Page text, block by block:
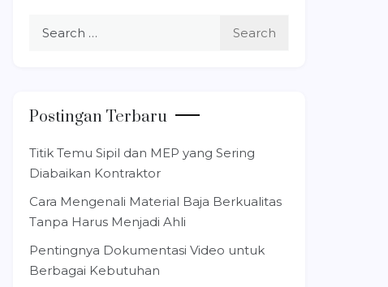
Postingan Terbaru
Titik Temu Sipil dan MEP yang Sering
Diabaikan Kontraktor
Cara Mengenali Material Baja Berkualitas
Tanpa Harus Menjadi Ahli
Pentingnya Dokumentasi Video untuk
Berbagai Kebutuhan